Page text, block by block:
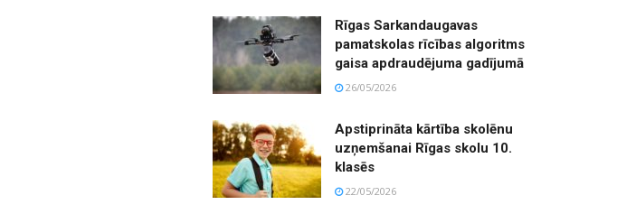
Rīgas Sarkandaugavas
pamatskolas rīcības algoritms
gaisa apdraudējuma gadījumā
26/05/2026
Apstiprināta kārtība skolēnu
uzņemšanai Rīgas skolu 10.
klasēs
22/05/2026